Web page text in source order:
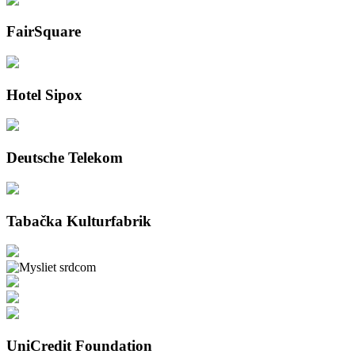
FairSquare
Hotel Sipox
Deutsche Telekom
Tabačka Kulturfabrik
UniCredit Foundation